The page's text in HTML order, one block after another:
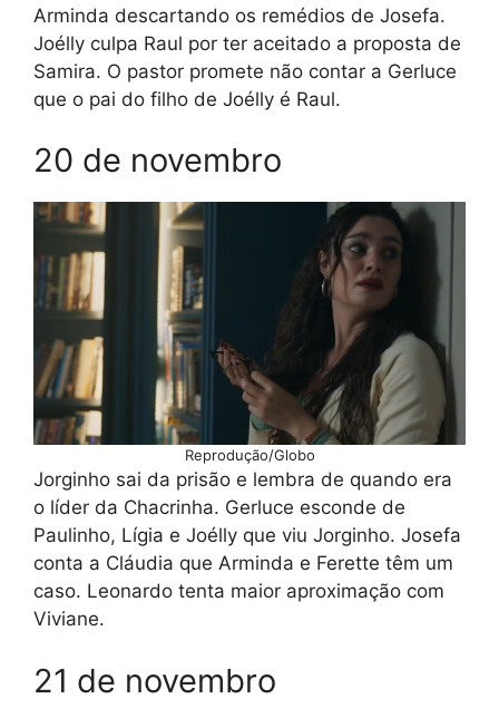
Arminda descartando os remédios de Josefa.
Joélly culpa Raul por ter aceitado a proposta de
Samira. O pastor promete não contar a Gerluce
que o pai do filho de Joélly é Raul.
20 de novembro
Reprodução/Globo
Jorginho sai da prisão e lembra de quando era
o líder da Chacrinha. Gerluce esconde de
Paulinho, Lígia e Joélly que viu Jorginho. Josefa
conta a Cláudia que Arminda e Ferette têm um
caso. Leonardo tenta maior aproximação com
Viviane.
21 de novembro